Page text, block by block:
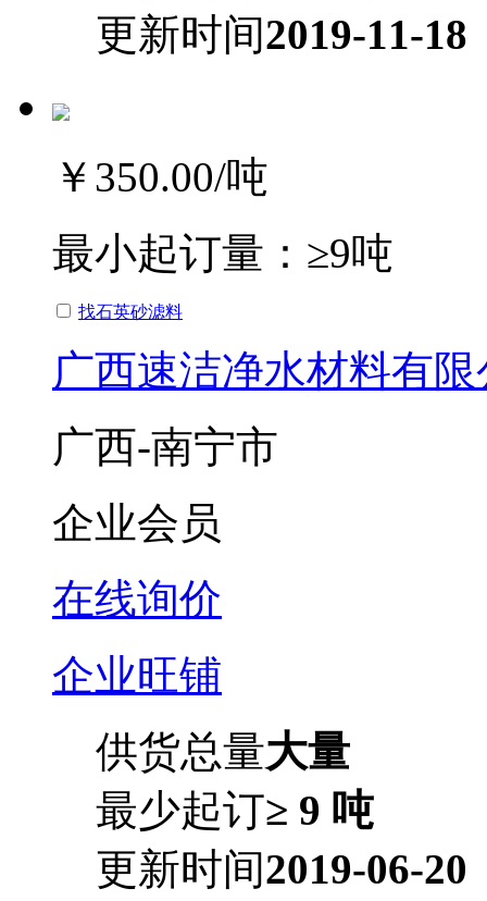
更新时间2019-11-18
￥350.00/吨
最小起订量： ≥9吨
找石英砂滤料
广西速洁净水材料有
广西-南宁市
企业会员
在线询价
企业旺铺
供货总量大量
最少起订≥ 9 吨
更新时间2019-06-20